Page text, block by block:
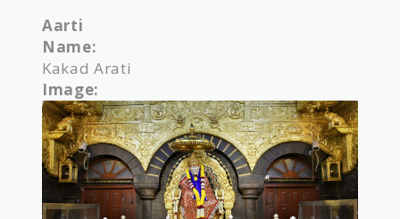
Aarti
Name:
Kakad Arati
Image: